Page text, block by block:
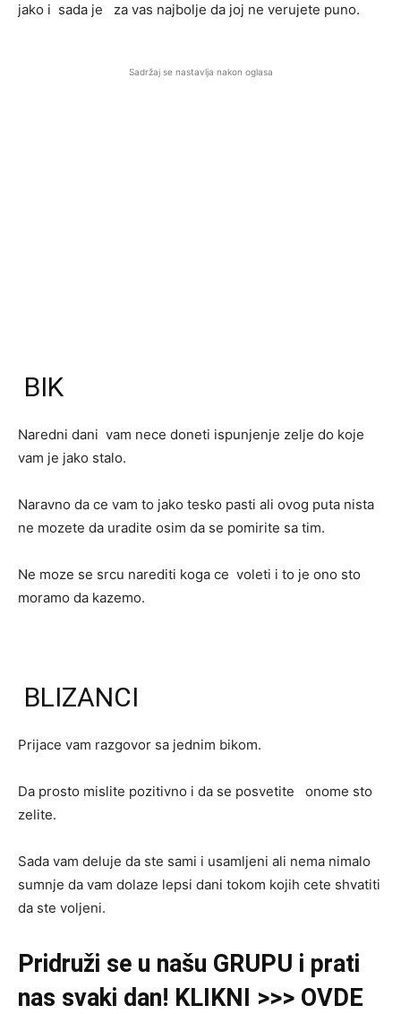
jako i sada je za vas najbolje da joj ne verujete puno.
Sadržaj se nastavlja nakon oglasa
BIK
Naredni dani vam nece doneti ispunjenje zelje do koje
vam je jako stalo.
Naravno da ce vam to jako tesko pasti ali ovog puta nista
ne mozete da uradite osim da se pomirite sa tim.
Ne moze se srcu narediti koga ce voleti i to je ono sto
moramo da kazemo.
BLIZANCI
Prijace vam razgovor sa jednim bikom.
Da prosto mislite pozitivno i da se posvetite onome sto
zelite.
Sada vam deluje da ste sami i usamljeni ali nema nimalo
sumnje da vam dolaze lepsi dani tokom kojih cete shvatiti
da ste voljeni.
Pridruži se u našu GRUPU i prati
nas svaki dan! KLIKNI >>> OVDE